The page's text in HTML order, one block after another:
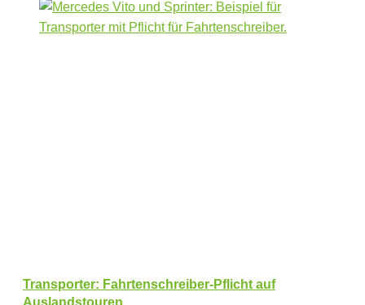
Transporter: Fahrtenschreiber-Pflicht auf
Auslandstouren